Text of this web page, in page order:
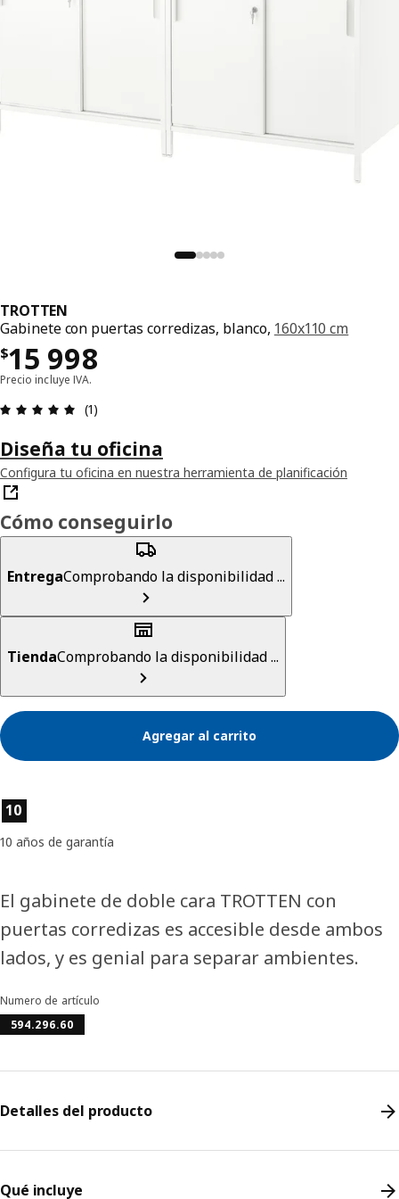
TROTTEN
Gabinete con puertas corredizas, blanco, 160x110 cm
$15 998
Precio $ 15998
Precio incluye IVA.
Revisión: 5 fuera de 5 estrellas. Revisiones
(1)
Diseña tu oficina
Configura tu oficina en nuestra herramienta de planificación
Cómo conseguirlo
EntregaComprobando la disponibilidad ...
TiendaComprobando la disponibilidad ...
Agregar al carrito
Características del producto
10
10 años de garantía
El gabinete de doble cara TROTTEN con
puertas corredizas es accesible desde ambos
lados, y es genial para separar ambientes.
Numero de artículo
594.296.60
Detalles del producto
Qué incluye